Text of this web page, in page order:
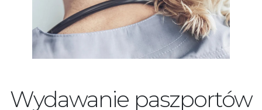
Wydawanie paszportów